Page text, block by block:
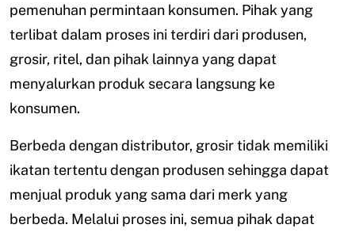
pemenuhan permintaan konsumen. Pihak yang
terlibat dalam proses ini terdiri dari produsen,
grosir, ritel, dan pihak lainnya yang dapat
menyalurkan produk secara langsung ke
konsumen.
Berbeda dengan distributor, grosir tidak memiliki
ikatan tertentu dengan produsen sehingga dapat
menjual produk yang sama dari merk yang
berbeda. Melalui proses ini, semua pihak dapat